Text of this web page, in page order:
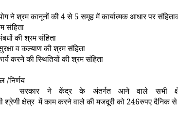
ने श्रम कानूनों की4से 5समूह में कार्यात्मक आधार पर
की श्रम संहिता
व कल्याण की श्रम संहिता
करने की स्थितियों की श्रम संहिता
/निर्णय
सरकार ने केंद्र के अंतर्गत आने वाले सभी
श्रेणी क्षेत्र में काम करने वाले की मजदूरी को 246रुपए दैनिक